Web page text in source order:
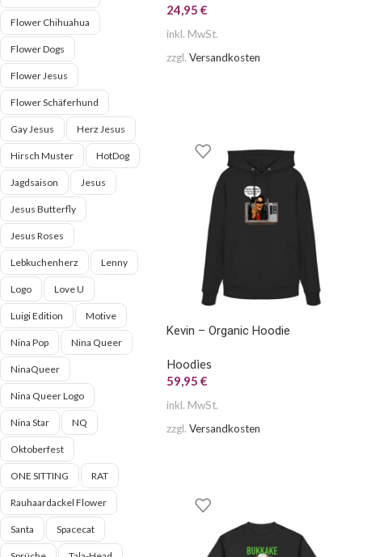
Flower Chihuahua
Flower Dogs
Flower Jesus
Flower Schäferhund
Gay Jesus Herz Jesus
Hirsch Muster HotDog
Jagdsaison Jesus
Jesus Butterfly
Jesus Roses
Lebkuchenherz Lenny
Logo Love U
Luigi Edition Motive
Nina Pop Nina Queer
NinaQueer
Nina Queer Logo
Nina Star NQ
Oktoberfest
ONE SITTING RAT
Rauhaardackel Flower
Santa Spacecat
24,95 €
inkl. MwSt.
zzgl. Versandkosten
Kevin – Organic Hoodie
Hoodies
59,95 €
inkl. MwSt.
zzgl. Versandkosten